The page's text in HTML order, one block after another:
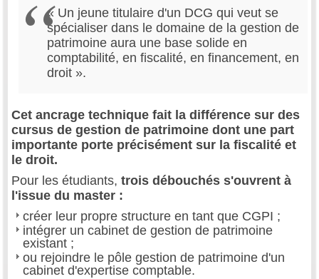
« Un jeune titulaire d'un DCG qui veut se
spécialiser dans le domaine de la gestion de
patrimoine aura une base solide en
comptabilité, en fiscalité, en financement, en
droit ».
Cet ancrage technique fait la différence sur des
cursus de gestion de patrimoine dont une part
importante porte précisément sur la fiscalité et
le droit.
Pour les étudiants, trois débouchés s'ouvrent à
l'issue du master :
créer leur propre structure en tant que CGPI ;
intégrer un cabinet de gestion de patrimoine
existant ;
ou rejoindre le pôle gestion de patrimoine d'un
cabinet d'expertise comptable.